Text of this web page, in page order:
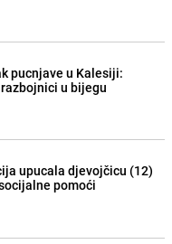
pucnjave u Kalesiji:
u bijegu
upucala djevojčicu (12)
pomoći